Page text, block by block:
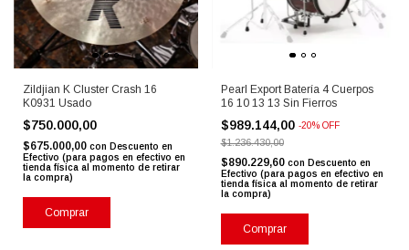
Zildjian K Cluster Crash 16
K0931 Usado
$750.000,00
$675.000,00 con Descuento en
Efectivo (para pagos en efectivo en
tienda física al momento de retirar
la compra)
Comprar
Pearl Export Batería 4 Cuerpos
16 10 13 13 Sin Fierros
$989.144,00 -20% OFF
$1.236.430,00
$890.229,60 con Descuento en
Efectivo (para pagos en efectivo en
tienda física al momento de retirar
la compra)
Comprar